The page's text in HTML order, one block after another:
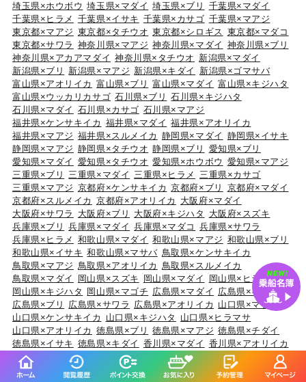
埼玉県×ホウボウ 埼玉県×マダイ 埼玉県×ブリ
千葉県×マダイ
千葉県×ヒラメ 千葉県×イサキ 千葉県×カサゴ 千葉県×マアジ
東京都×マアジ 東京都×タチウオ 東京都×シロギス 東京都×マダコ
東京都×サワラ 神奈川県×マアジ 神奈川県×マダイ 神奈川県×ブリ
神奈川県×アカアマダイ 神奈川県×タチウオ 新潟県×マダイ
新潟県×ブリ
新潟県×マアジ 新潟県×キダイ
新潟県×ゴマサバ
富山県×アオリイカ 富山県×ブリ 富山県×マダイ 富山県×キジハタ
富山県×ウッカリカサゴ 石川県×ブリ
石川県×キジハタ
石川県×マダイ 石川県×カサゴ 石川県×マアジ
福井県×ケンサキイカ 福井県×マダイ 福井県×アオリイカ
福井県×マアジ 福井県×スルメイカ 静岡県×マダイ 静岡県×イサキ
静岡県×マアジ 静岡県×タチウオ 静岡県×ブリ
愛知県×ブリ
愛知県×マダイ 愛知県×タチウオ 愛知県×ホウボウ 愛知県×マアジ
三重県×ブリ
三重県×マダイ 三重県×ヒラメ
三重県×カサゴ
三重県×マアジ 京都府×ケンサキイカ 京都府×ブリ
京都府×マダイ
京都府×スルメイカ 京都府×アオリイカ
大阪府×マダイ
大阪府×サワラ
大阪府×ブリ 大阪府×キジハタ
大阪府×スズキ
兵庫県×ブリ
兵庫県×マダイ 兵庫県×マダコ
兵庫県×サワラ
兵庫県×ヒラメ 和歌山県×マダイ 和歌山県×マアジ 和歌山県×ブリ
和歌山県×イサキ 和歌山県×マサバ 鳥取県×ケンサキイカ
鳥取県×マアジ 鳥取県×アオリイカ
鳥取県×スルメイカ
鳥取県×マダイ
岡山県×スズキ 岡山県×マダイ
岡山県×ヒラメ
岡山県×キジハタ 岡山県×マゴチ 広島県×マダイ 広島県×キジハタ
広島県×ブリ
広島県×サワラ 広島県×アオリイカ 山口県×マダイ
山口県×ケンサキイカ
山口県×キジハタ
山口県×ヒラマサ
山口県×アオリイカ 徳島県×ブリ 徳島県×マアジ 徳島県×チダイ
徳島県×イサキ 徳島県×キダイ 香川県×マダイ 香川県×アオリイカ
香川県×マゴチ 香川県×キジハタ
香川県×ショウサイフグ
愛媛県×マダイ 愛媛県×ブリ 愛媛県×キジハタ
愛媛県×タチウオ